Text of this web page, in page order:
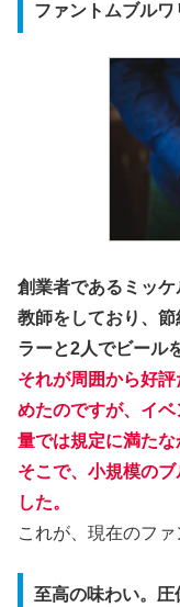
ファントムブルワ
創業者であるミッ
教師をしており、
ラーと2人でビール
それが周囲から好
めたのですが、イ
量では規定に満たな
そこで、小規模の
した。
これが、現在のフ
至高の味わい。圧